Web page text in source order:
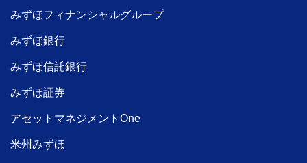
みずほフィナンシャルグループ
みずほ銀行
みずほ信託銀行
みずほ証券
アセットマネジメントOne
米州みずほ